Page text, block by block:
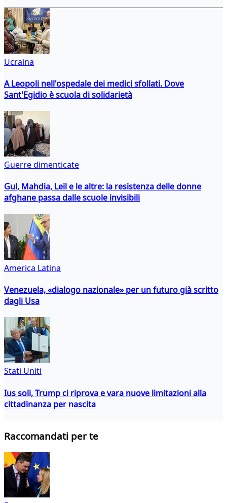
Ucraina
A Leopoli nell'ospedale dei medici sfollati. Dove
Sant'Egidio è scuola di solidarietà
Guerre dimenticate
Gul, Mahdia, Leil e le altre: la resistenza delle donne
afghane passa dalle scuole invisibili
America Latina
Venezuela, «dialogo nazionale» per un futuro già scritto
dagli Usa
Stati Uniti
Ius soli, Trump ci riprova e vara nuove limitazioni alla
cittadinanza per nascita
Raccomandati per te